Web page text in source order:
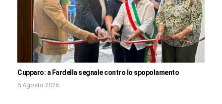
Cupparo: a Fardella segnale contro lo spopolamento
5 Agosto 2026